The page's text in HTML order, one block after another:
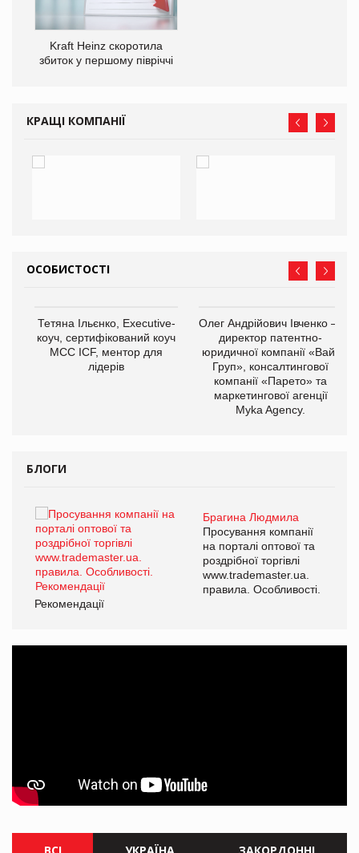
Kraft Heinz скоротила
збиток у першому півріччі
КРАЩІ КОМПАНІЇ
ОСОБИСТОСТІ
Тетяна Ільєнко, Executive-
коуч, сертифікований коуч
МСС ICF, ментор для
лідерів
Олег Андрійович Івченко —
директор патентно-
юридичної компанії «Вайз
Груп», консалтингової
компанії «Парето» та
маркетингової агенції
Myka Agency.
БЛОГИ
Брагина Людмила
Просування компанії
на порталі оптової та
роздрібної торгівлі
www.trademaster.ua.
правила. Особливості.
Рекомендації
ВСІ УКРАЇНА ЗАКОРДОННІ